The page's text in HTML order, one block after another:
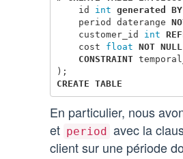
id
int generated BY
period
daterange
customer_id
int
cost
float NOT NULL
CONSTRAINT
);
CREATE
TABLE
En particulier, nous
et period avec la
client sur une période